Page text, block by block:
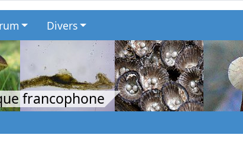
Divers
francophone